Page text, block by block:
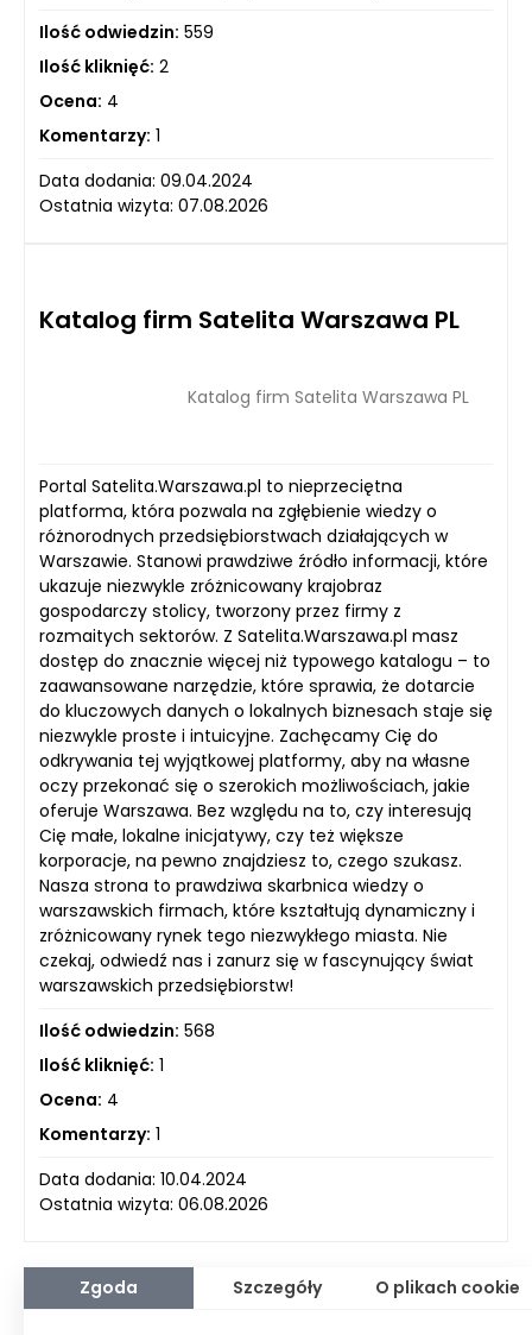
Ilość odwiedzin: 559
Ilość kliknięć: 2
Ocena: 4
Komentarzy: 1
Data dodania: 09.04.2024
Ostatnia wizyta: 07.08.2026
Katalog firm Satelita Warszawa PL
Katalog firm Satelita Warszawa PL
Portal Satelita.Warszawa.pl to nieprzeciętna
platforma, która pozwala na zgłębienie wiedzy o
różnorodnych przedsiębiorstwach działających w
Warszawie. Stanowi prawdziwe źródło informacji, które
ukazuje niezwykle zróżnicowany krajobraz
gospodarczy stolicy, tworzony przez firmy z
rozmaitych sektorów. Z Satelita.Warszawa.pl masz
dostęp do znacznie więcej niż typowego katalogu – to
zaawansowane narzędzie, które sprawia, że dotarcie
do kluczowych danych o lokalnych biznesach staje się
niezwykle proste i intuicyjne. Zachęcamy Cię do
odkrywania tej wyjątkowej platformy, aby na własne
oczy przekonać się o szerokich możliwościach, jakie
oferuje Warszawa. Bez względu na to, czy interesują
Cię małe, lokalne inicjatywy, czy też większe
korporacje, na pewno znajdziesz to, czego szukasz.
Nasza strona to prawdziwa skarbnica wiedzy o
warszawskich firmach, które kształtują dynamiczny i
zróżnicowany rynek tego niezwykłego miasta. Nie
czekaj, odwiedź nas i zanurz się w fascynujący świat
warszawskich przedsiębiorstw!
Ilość odwiedzin: 568
Ilość kliknięć: 1
Ocena: 4
Komentarzy: 1
Data dodania: 10.04.2024
Ostatnia wizyta: 06.08.2026
Zgoda Szczegóły O plikach cookie